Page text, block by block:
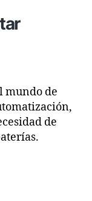
mundo de
de